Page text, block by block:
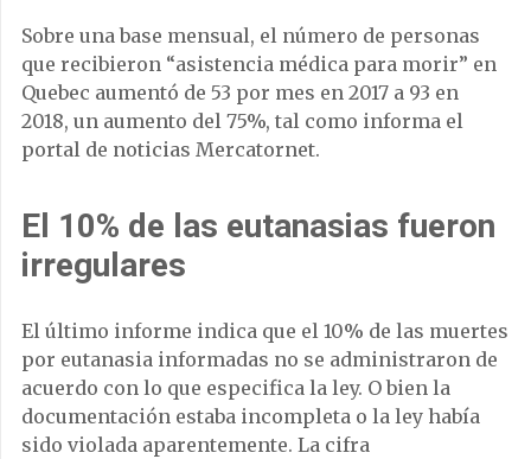
Sobre una base mensual, el número de personas
que recibieron “asistencia médica para morir” en
Quebec aumentó de 53 por mes en 2017 a 93 en
2018, un aumento del 75%, tal como informa el
portal de noticias Mercatornet.
El 10% de las eutanasias fueron
irregulares
El último informe indica que el 10% de las muertes
por eutanasia informadas no se administraron de
acuerdo con lo que especifica la ley. O bien la
documentación estaba incompleta o la ley había
sido violada aparentemente. La cifra